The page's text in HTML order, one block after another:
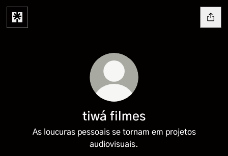
tiwá filmes
As loucuras pessoais se tornam em projetos
audiovisuais.